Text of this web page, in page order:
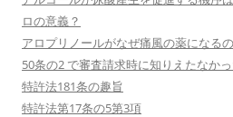
ロの意義？
アロプリノールがなぜ痛風の薬になる
50条の2 で審査請求時に知りえたなか
特許法181条の趣旨
特許法第17条の5第3項